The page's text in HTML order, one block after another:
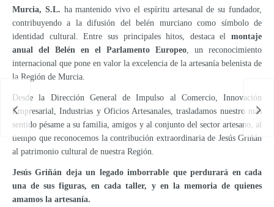
Murcia, S.L. ha mantenido vivo el espíritu artesanal de su fundador,
contribuyendo a la difusión del belén murciano como símbolo de
identidad cultural. Entre sus principales hitos, destaca el montaje
anual del Belén en el Parlamento Europeo , un reconocimiento
internacional que pone en valor la excelencia de la artesanía belenista de
la Región de Murcia.
Desde la Dirección General de Impulso al Comercio, Innovación
Empresarial, Industrias y Oficios Artesanales, trasladamos nuestro más
sentido pésame a su familia, amigos y al conjunto del sector artesano, al
tiempo que reconocemos la contribución extraordinaria de Jesús Griñán
al patrimonio cultural de nuestra Región.
Jesús Griñán deja un legado imborrable que perdurará en cada
una de sus figuras, en cada taller, y en la memoria de quienes
amamos la artesanía.